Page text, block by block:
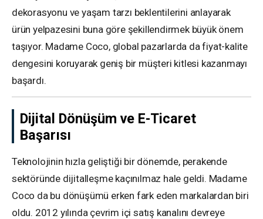
dekorasyonu ve yaşam tarzı beklentilerini anlayarak
ürün yelpazesini buna göre şekillendirmek büyük önem
taşıyor. Madame Coco, global pazarlarda da fiyat-kalite
dengesini koruyarak geniş bir müşteri kitlesi kazanmayı
başardı.
Dijital Dönüşüm ve E-Ticaret
Başarısı
Teknolojinin hızla geliştiği bir dönemde, perakende
sektöründe dijitalleşme kaçınılmaz hale geldi. Madame
Coco da bu dönüşümü erken fark eden markalardan biri
oldu. 2012 yılında çevrim içi satış kanalını devreye